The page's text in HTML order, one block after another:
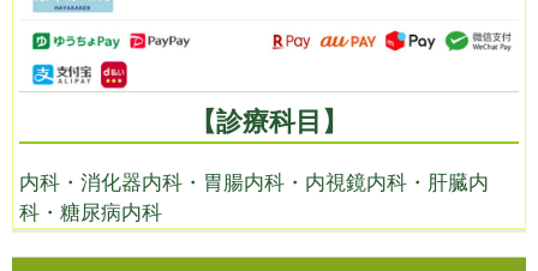
【診療科目】
内科・消化器内科・胃腸内科・内視鏡内科・肝臓内
科・糖尿病内科